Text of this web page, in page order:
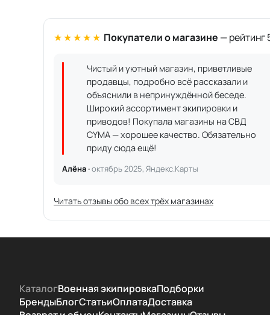
★★★★★ Покупатели о магазине — рейтинг
Чистый и уютный магазин, приветливые
продавцы, подробно всё рассказали и
объяснили в непринуждённой беседе.
Широкий ассортимент экипировки и
приводов! Покупала магазины на СВД
CYMA — хорошее качество. Обязательно
приду сюда ещё!
Алёна ·октябрь 2025, Яндекс.Карты
Читать отзывы обо всех трёх магазинах
КаталогВоенная экипировкаПодборки
БрендыБлогСтатьиОплатаДоставка